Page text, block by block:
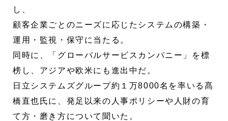
し、
顧客企業ごとのニーズに応じたシステムの構築・
運用・監視・保守に当たる。
同時に、「グローバルサービスカンパニー」を標
榜し、アジアや欧米にも進出中だ。
日立システムズグループ約１万8000名を率いる髙
橋直也氏に、発足以来の人事ポリシーや人財の育
て方・磨き方について聞いた。